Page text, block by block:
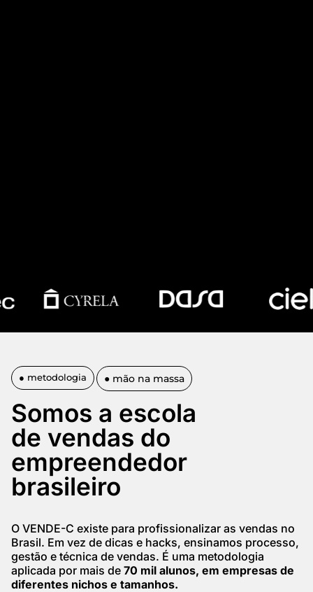
● metodologia ● mão na massa
Somos a escola
de vendas do
empreendedor
brasileiro
O VENDE-C existe para profissionalizar as vendas no
Brasil. Em vez de dicas e hacks, ensinamos processo,
gestão e técnica de vendas. É uma metodologia
aplicada por mais de 70 mil alunos, em empresas de
diferentes nichos e tamanhos.